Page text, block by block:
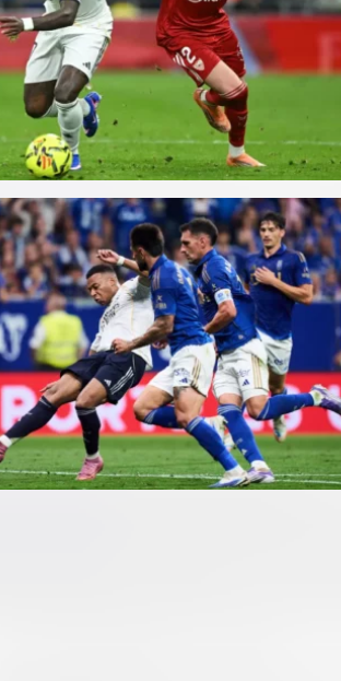
ce dimanche le Real Madrid en
et avant-dernière journée de
les infos pour suivre la rencontre.
du Real
banc : le XI titulaire du Real
Real Oviedo !
officielle du Real Madrid pour
en vue de la 36e journée de
le retour de Mbappé.
du Real